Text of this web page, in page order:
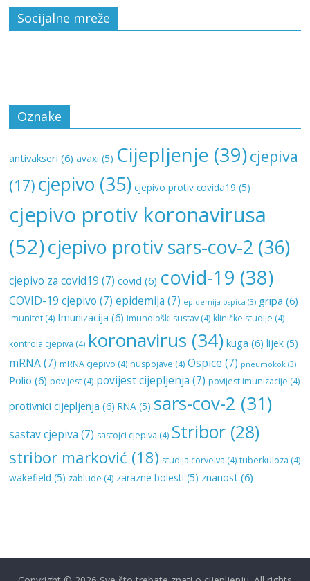
Socijalne mreže
Oznake
antivakseri (6) avaxi (5) Cijepljenje (39)cjepiva
(17) cjepivo (35) cjepivo protiv covida19 (5)
cjepivo protiv koronavirusa
(52)cjepivo protiv sars-cov-2 (36)
cjepivo za covid19 (7) covid (6) covid-19 (38)
COVID-19 cjepivo (7) epidemija (7) epidemija ospica (3) gripa (6)
imunitet (4) Imunizacija (6) imunološki sustav (4) kliničke studije (4)
kontrola cjepiva (4) koronavirus (34) kuga (6) lijek (5)
mRNA(7) mRNA cjepivo (4) nuspojave (4) Ospice (7) pneumokok (3)
Polio (6) povijest (4) povijest cijepljenja (7) povijest imunizacije (4)
protivnici cijepljenja (6) RNA (5) sars-cov-2 (31)
sastav cjepiva (7) sastojci cjepiva (4) Stribor (28)
stribor marković (18) studija corvelva (4) tuberkuloza (4)
wakefield (5) zablude (4) zarazne bolesti (5) znanost (6)